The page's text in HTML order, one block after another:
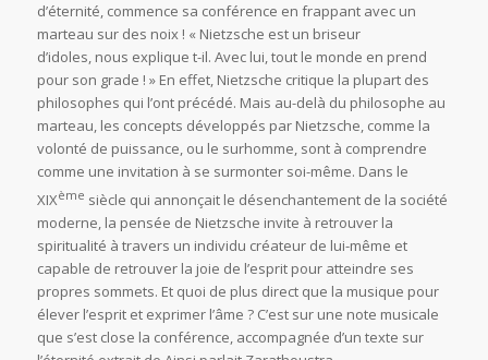
d’éternité,commence sa conférence en frappant avec un
marteau sur des noix ! « Nietzsche est un briseur
d’idoles, nous explique t-il. Avec lui, tout le monde en prend
pour son grade ! » En effet, Nietzsche critique la plupart des
philosophes qui l’ont précédé. Mais au-delà du philosophe au
marteau, les concepts développés par Nietzsche, comme la
volonté de puissance, ou le surhomme, sont à comprendre
comme une invitation à se surmonter soi-même. Dans le
XIXème siècle qui annonçait le désenchantement de la société
moderne, la pensée de Nietzsche invite à retrouver la
spiritualité à travers un individu créateur de lui-même et
capable de retrouver la joie de l’esprit pour atteindre ses
propres sommets. Et quoi de plus direct que la musique pour
élever l’esprit et exprimer l’âme ? C’est sur une note musicale
que s’est close la conférence, accompagnée d’un texte sur